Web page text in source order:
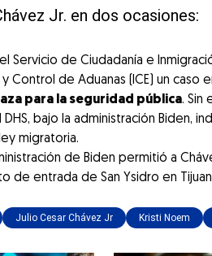
Jr. en dos ocasiones:
Servicio de Ciudadanía e
Control de Aduanas (ICE) un caso
para la seguridad pública. Sin
bajo la administración Biden,
migratoria.
de Biden permitió a
de entrada de San Ysidro en
Julio Cesar Chávez Jr Kristi Noem